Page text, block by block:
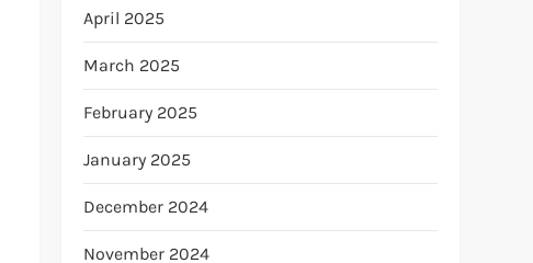
April 2025
March 2025
February 2025
January 2025
December 2024
November 2024